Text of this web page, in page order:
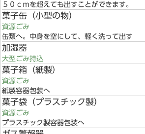
５０ｃｍを超えても出すことができます。
菓子缶（小型の物）
資源ごみ
缶類へ。中身を空にして、軽く洗って出す
加湿器
大型ごみ持込
菓子箱（紙製）
資源ごみ
紙製容器包装へ
菓子袋（プラスチック製）
資源ごみ
プラスチック製容器包装へ